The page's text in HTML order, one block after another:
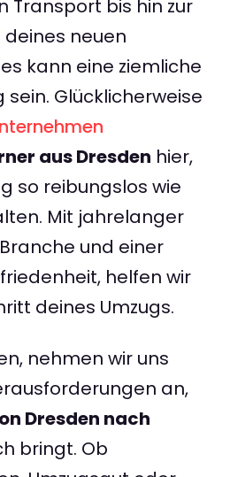
Transport bis hin zur
neuen
kann eine ziemliche
Glücklicherweise
aus Dresden hier,
so reibungslos wie
Mit jahrelanger
und einer
helfen wir
deines Umzugs.
nehmen wir uns
an,
Dresden nach
bringt. Ob